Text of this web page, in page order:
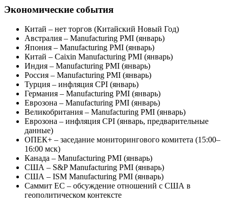
Экономические события
Китай – нет торгов (Китайский Новый Год)
Австралия – Manufacturing PMI (январь)
Япония – Manufacturing PMI (январь)
Китай – Caixin Manufacturing PMI (январь)
Индия – Manufacturing PMI (январь)
Россия – Manufacturing PMI (январь)
Турция – инфляция CPI (январь)
Германия – Manufacturing PMI (январь)
Еврозона – Manufacturing PMI (январь)
Великобритания – Manufacturing PMI (январь)
Еврозона – инфляция CPI (январь, предварительные
данные)
ОПЕК+ – заседание мониторингового комитета (15:00–
16:00 мск)
Канада – Manufacturing PMI (январь)
США – S&P Manufacturing PMI (январь)
США – ISM Manufacturing PMI (январь)
Саммит ЕС – обсуждение отношений с США в
геополитическом контексте